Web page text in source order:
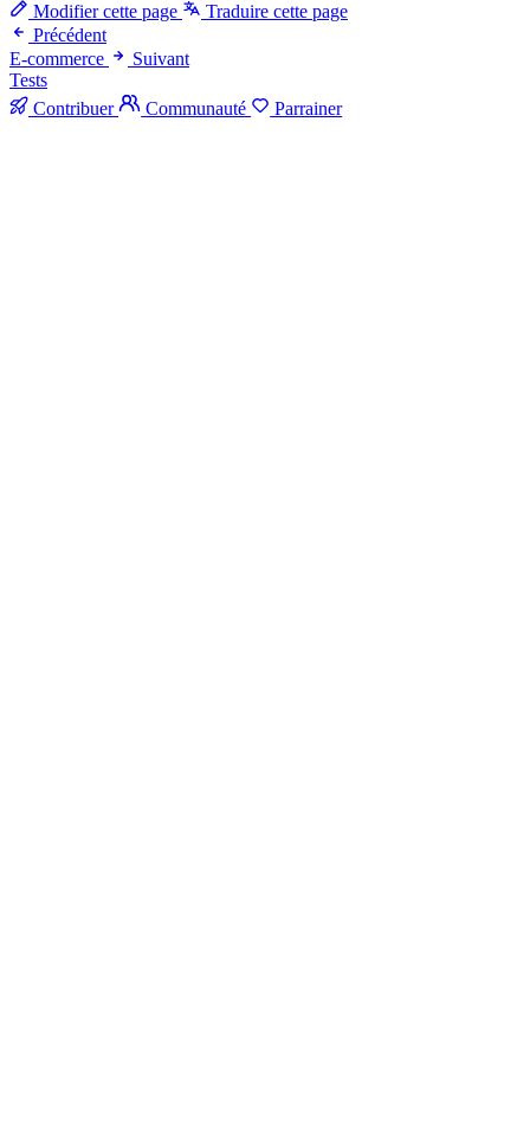
Modifier cette page
Traduire cette page
Précédent
E-commerce
Suivant
Tests
Contribuer
Communauté Parrainer